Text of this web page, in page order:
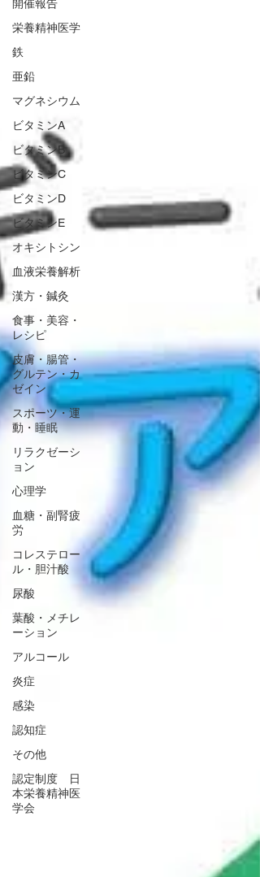
開催報告
栄養精神医学
鉄
亜鉛
マグネシウム
ビタミンA
ビタミンB
ビタミンC
ビタミンD
ビタミンE
オキシトシン
血液栄養解析
漢方・鍼灸
食事・美容・
レシピ
皮膚・腸管・
グルテン・カ
ゼイン
スポーツ・運
動・睡眠
リラクゼーシ
ョン
心理学
血糖・副腎疲
労
コレステロー
ル・胆汁酸
尿酸
葉酸・メチレ
ーション
アルコール
炎症
感染
認知症
その他
認定制度 日
本栄養精神医
学会